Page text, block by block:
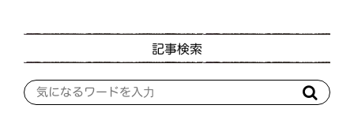
記事検索